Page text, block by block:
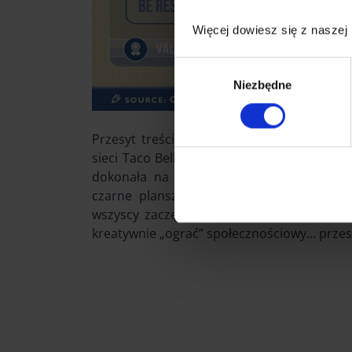
Więcej dowiesz się z naszej
zgody
Niezbędne
Przesyt treściami reklamowymi można
sieci Taco Bell… wymownie zamilknąć.
dokonała na swoim profilu
czarne plansze, buzz w sieci
wszyscy zaczęli o tym rozmawiać” –
kreatywnie „ograć” społecznościowy…